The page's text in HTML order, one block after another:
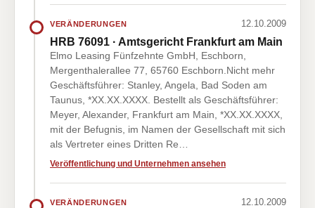
VERÄNDERUNGEN 12.10.2009
HRB 76091 · Amtsgericht Frankfurt am Main
Elmo Leasing Fünfzehnte GmbH, Eschborn,
Mergenthalerallee 77, 65760 Eschborn.Nicht mehr
Geschäftsführer: Stanley, Angela, Bad Soden am
Taunus, *XX.XX.XXXX. Bestellt als Geschäftsführer:
Meyer, Alexander, Frankfurt am Main, *XX.XX.XXXX,
mit der Befugnis, im Namen der Gesellschaft mit sich
als Vertreter eines Dritten Re…
Veröffentlichung und Unternehmen ansehen
VERÄNDERUNGEN 12.10.2009